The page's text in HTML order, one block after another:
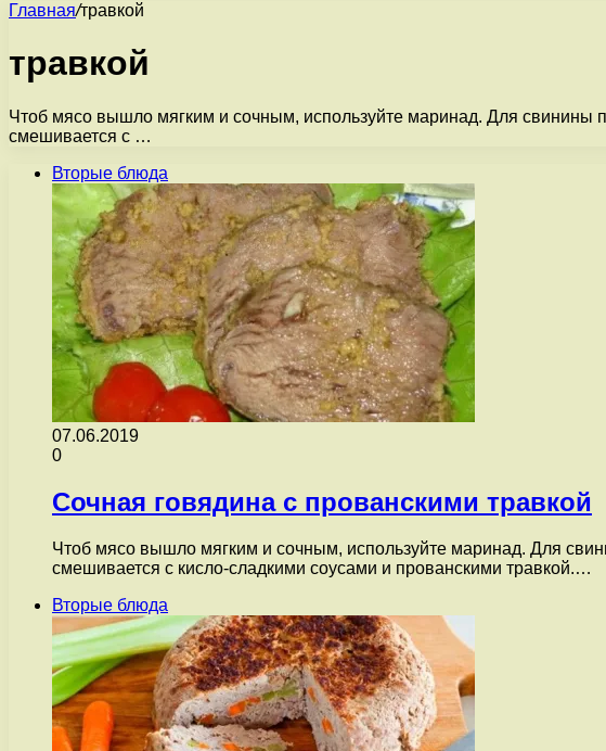
Главная/травкой
травкой
Чтоб мясо вышло мягким и сочным, используйте маринад. Для свинины
смешивается с …
Вторые блюда
07.06.2019
0
Сочная говядина с прованскими травкой
Чтоб мясо вышло мягким и сочным, используйте маринад. Для
смешивается с кисло-сладкими соусами и прованскими травкой.…
Вторые блюда